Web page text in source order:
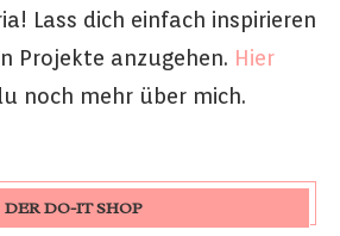
Lass dich einfach inspirieren
Projekte anzugehen. Hier
noch mehr über mich.
DER DO-IT SHOP